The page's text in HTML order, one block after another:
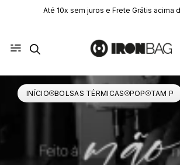
Até 10x sem juros e Frete Grátis acima
INÍCIO BOLSAS TÉRMICAS POP TAM P